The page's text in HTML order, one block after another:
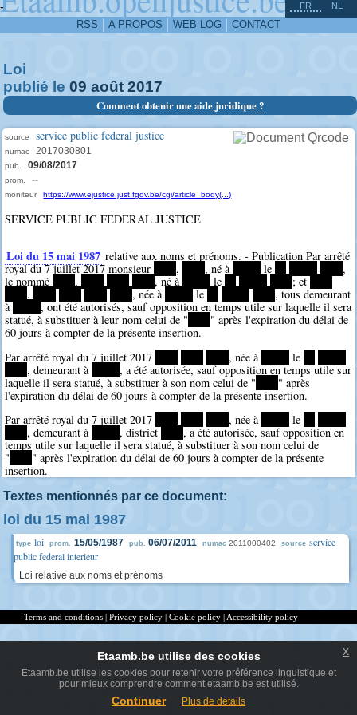
-
RSS A PROPOS WEB LOG CONTACT
FR NL
Loi
publié le 09 août 2017
Comment obtenir une aide juridique ?
source service public federal justice
numac 2017030801
pub. 09/08/2017
prom. --
moniteur https://www.ejustice.just.fgov.be/cgi/article_body(...)
SERVICE PUBLIC FEDERAL JUSTICE
Loi du 15 mai 1987 relative aux noms et prénoms. - Publication Par arrêté
royal du 7 juillet 2017 monsieur
****, ****, né à le ****,
le nommé
****, ****, né à le ; et
****, ****, née à le ****, tous demeurant
à
*****, ont été autorisés, sauf opposition en temps utile sur laquelle il sera
statué, à substituer à leur nom celui de "
" après l'expiration du délai de
60 jours à compter de la présente insertion.
Par arrêté royal du 7 juillet 2017
, née à le
, demeurant à
, a été autorisée, sauf opposition en temps utile sur
laquelle il sera statué, à substituer à son nom celui de "
" après
l'expiration du délai de 60 jours à compter de la présente insertion.
Par arrêté royal du 7 juillet 2017
****, née à le
****, demeurant à *****, district ****, a été autorisée, sauf opposition en
temps utile sur laquelle il sera statué, à substituer à son nom celui de
"
" après l'expiration du délai de 60 jours à compter de la présente
insertion.
Textes mentionnés par ce document:
loi du 15 mai 1987
type loi prom. 15/05/1987 pub. 06/07/2011 numac 2011000402 source service
public federal interieur
Loi relative aux noms et prénoms
^
Terms and conditions | Privacy policy | Cookie policy | Accessibility policy
Etaamb.be utilise des cookies
Etaamb.be utilise les cookies pour retenir votre préférence linguistique et
pour mieux comprendre comment etaamb.be est utilisé.
Continuer Plus de details
x